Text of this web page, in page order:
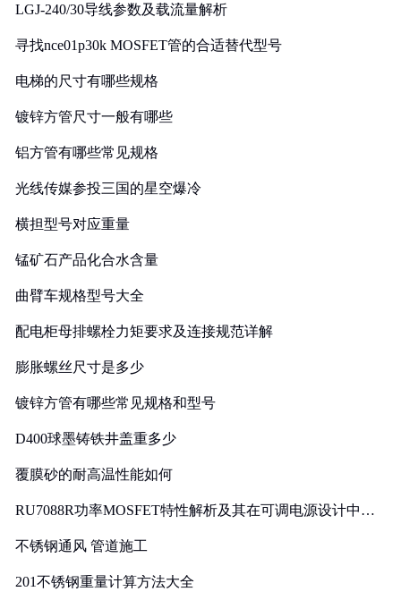
LGJ-240/30导线参数及载流量解析
寻找nce01p30k MOSFET管的合适替代型号
电梯的尺寸有哪些规格
镀锌方管尺寸一般有哪些
铝方管有哪些常见规格
光线传媒参投三国的星空爆冷
横担型号对应重量
锰矿石产品化合水含量
曲臂车规格型号大全
配电柜母排螺栓力矩要求及连接规范详解
膨胀螺丝尺寸是多少
镀锌方管有哪些常见规格和型号
D400球墨铸铁井盖重多少
覆膜砂的耐高温性能如何
RU7088R功率MOSFET特性解析及其在可调电源设计中的
不锈钢通风 管道施工
201不锈钢重量计算方法大全